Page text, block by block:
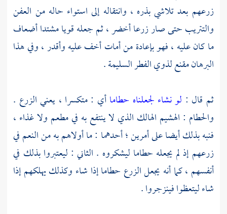
زرعهم بعد تلاشي بذره ، وانتقاله إلى استواء حاله من العفن
والتتريب حتى صار زرعا أخضر ، ثم جعله قويا مشتدا أضعاف
ما كان عليه ، فهو بإعادة من أمات أخف عليه وأقدر ، وفي هذا
البرهان مقنع لذوي الفطر السليمة .
ثم قال : لو نشاء لجعلناه حطاماأي : متكسرا ، يعني الزرع .
والحطام : الهشيم الهالك الذي لا ينتفع به في مطعم ولا غذاء ،
فنبه بذلك أيضا على أمرين ؛ أحدهما : ما أولاهم به من النعم في
زرعهم إذ لم يجعله حطاما ليشكروه . الثاني : ليعتبروا بذلك في
أنفسهم ، كما أنه يجعل الزرع حطاما إذا شاء وكذلك يهلكهم إذا
شاء ليتعظوا فينزجروا .